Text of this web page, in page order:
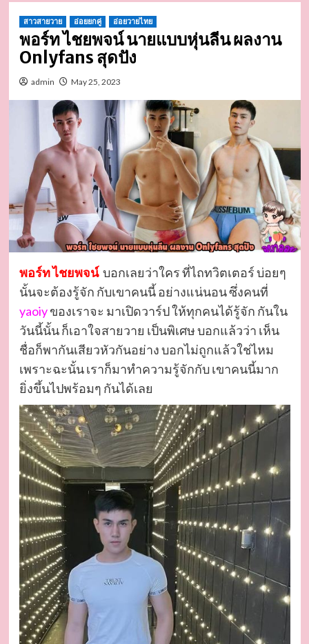
สาวสายวาย อ่อยยกคู่ อ่อยวายไทย
พอร์ท ไชยพจน์ นายแบบหุ่นลีน ผลงาน
Onlyfans สุดปัง
admin May 25, 2023
พอร์ท ไชยพจน์ บอกเลยว่าใคร ที่ไถทวิตเตอร์ บ่อยๆ
นั้นจะต้องรู้จัก กับเขาคนนี้ อย่างแน่นอน ซึ่งคนที่
yaoiyของเราจะ มาเปิดวาร์ป ให้ทุกคนได้รู้จัก กันใน
วันนี้นั้น ก็เอาใจสายวาย เป็นพิเศษ บอกแล้วว่า เห็น
ชื่อก็พากันเสียวหัวกันอย่าง บอกไม่ถูกแล้วใช่ไหม
เพราะฉะนั้น เราก็มาทำความรู้จักกับ เขาคนนี้มาก
ยิ่งขึ้นไปพร้อมๆ กันได้เลย